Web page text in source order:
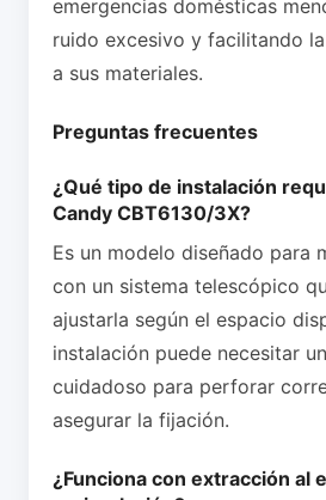
emergencias domésticas
ruido excesivo y facilitando
a sus materiales.
Preguntas frecuentes
¿Qué tipo de instalación
Candy CBT6130/3X?
Es un modelo diseñado para
con un sistema telescópico
ajustarla según el espacio
instalación puede necesitar
cuidadoso para perforar
asegurar la fijación.
¿Funciona con extracción al